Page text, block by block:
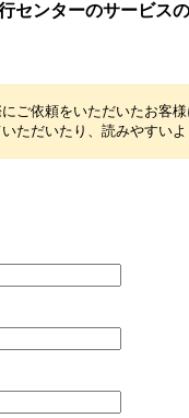
センターのサービス
ご依頼をいただいたお客
ただいたり、読みやすいよ